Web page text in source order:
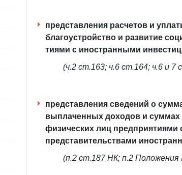
представления расчетов и
благоустройство и развитие
тиями с иностранными
(ч.2 ст.163; ч.6 ст.164; ч.6 и
представления сведений о
выплаченных доходов и суммах
физических лиц
представительствами
(п.2 ст.187 НК; п.2